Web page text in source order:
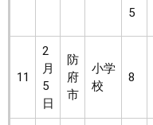
5
11
2
月
5
日
防
府
市
小学
校
8